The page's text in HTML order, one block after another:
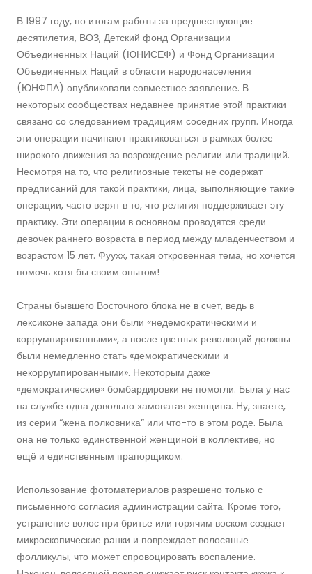
В 1997 году, по итогам работы за предшествующие
десятилетия, ВОЗ, Детский фонд Организации
Объединенных Наций (ЮНИСЕФ) и Фонд Организации
Объединенных Наций в области народонаселения
(ЮНФПА) опубликовали совместное заявление. В
некоторых сообществах недавнее принятие этой практики
связано со следованием традициям соседних групп. Иногда
эти операции начинают практиковаться в рамках более
широкого движения за возрождение религии или традиций.
Несмотря на то, что религиозные тексты не содержат
предписаний для такой практики, лица, выполняющие такие
операции, часто верят в то, что религия поддерживает эту
практику. Эти операции в основном проводятся среди
девочек раннего возраста в период между младенчеством и
возрастом 15 лет. Фуухх, такая откровенная тема, но хочется
помочь хотя бы своим опытом!
Страны бывшего Восточного блока не в счет, ведь в
лексиконе запада они были «недемократическими и
коррумпированными», а после цветных революций должны
были немедленно стать «демократическими и
некоррумпированными». Некоторым даже
«демократические» бомбардировки не помогли. Была у нас
на службе одна довольно хамоватая женщина. Ну, знаете,
из серии “жена полковника” или что-то в этом роде. Была
она не только единственной женщиной в коллективе, но
ещё и единственным прапорщиком.
Использование фотоматериалов разрешено только с
письменного согласия администрации сайта. Кроме того,
устранение волос при бритье или горячим воском создает
микроскопические ранки и повреждает волосяные
фолликулы, что может спровоцировать воспаление.